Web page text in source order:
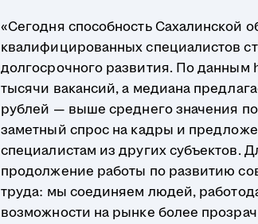
«Сегодня способность Сахалинской
квалифицированных специалистов
долгосрочного развития. По данным
тысячи вакансий, а медиана
рублей — выше среднего значения по
заметный спрос на кадры и
специалистам из других субъектов.
продолжение работы по развитию
труда: мы соединяем людей,
возможности на рынке более